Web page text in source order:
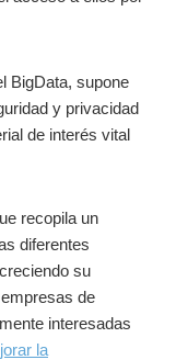
BigData, supone
y privacidad
de interés vital
recopila un
diferentes
su
de
interesadas
la